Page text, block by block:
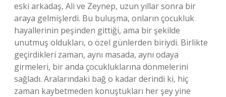
eski arkadaş, Ali ve Zeynep, uzun yıllar sonra bir
araya gelmişlerdi. Bu buluşma, onların çocukluk
hayallerinin peşinden gittiği, ama bir şekilde
unutmuş oldukları, o özel günlerden biriydi. Birlikte
geçirdikleri zaman, aynı masada, aynı odaya
girmeleri, bir anda çocukluklarına dönmelerini
sağladı. Aralarındaki bağ o kadar derindi ki, hiç
zaman kaybetmeden konuştukları her şey yine